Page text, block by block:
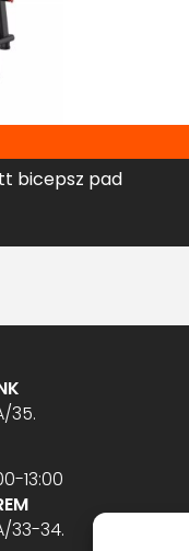
bicepsz pad
35.
13:00
33-34.